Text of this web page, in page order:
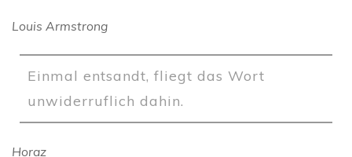
Louis Armstrong
Einmal entsandt, fliegt das Wort
unwiderruflich dahin.
Horaz